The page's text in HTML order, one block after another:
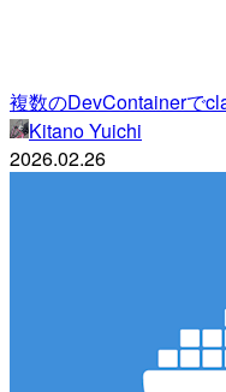
複数のDevContainerで
Kitano Yuichi
2026.02.26